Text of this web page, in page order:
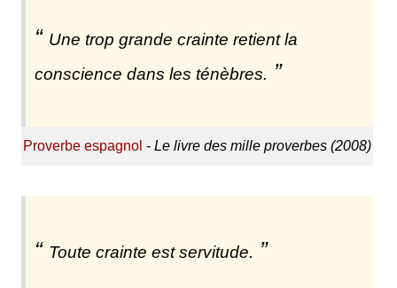
Une trop grande crainte retient la
conscience dans les ténèbres.
Proverbe espagnol - Le livre des mille proverbes (2008)
Toute crainte est servitude.